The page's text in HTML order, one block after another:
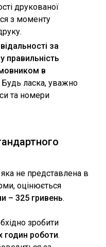
друкованої
з моменту
за
правильність
в
Будь ласка, уважно
та номери
не представлена ​​в
оцінюється
– 325 гривень.
зробити
годин роботи.